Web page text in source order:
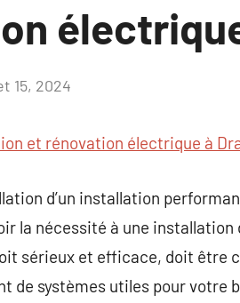
15, 2024
et rénovation électrique à
d’un installation
la nécessité à une
sérieux et efficace, doit
de systèmes utiles pour